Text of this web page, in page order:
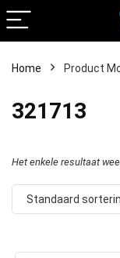
Home Product
321713
Het enkele resultaat
Standaard